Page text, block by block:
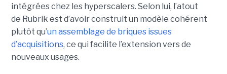
intégrées chez les hyperscalers. Selon lui, l’atout
de Rubrik est d’avoir construit un modèle cohérent
plutôt qu’un assemblage de briques issues
d’acquisitions, ce qui facilite l’extension vers de
nouveaux usages.